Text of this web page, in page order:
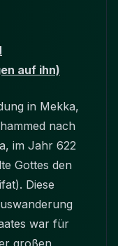
auf ihn)
in Mekka,
nach
im Jahr 622
Gottes den
Diese
war für